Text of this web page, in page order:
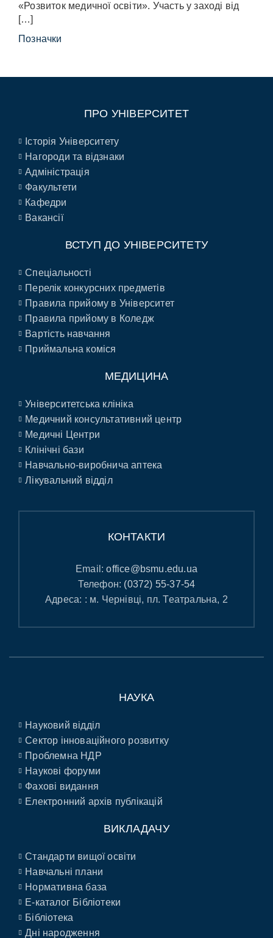
«Розвиток медичної освіти». Участь у заході від
[…]
Позначки
ПРО УНІВЕРСИТЕТ
Історія Університету
Нагороди та відзнаки
Адміністрація
Факультети
Кафедри
Вакансії
ВСТУП ДО УНІВЕРСИТЕТУ
Спеціальності
Перелік конкурсних предметів
Правила прийому в Університет
Правила прийому в Коледж
Вартість навчання
Приймальна коміся
МЕДИЦИНА
Університетська клініка
Медичний консультативний центр
Медичні Центри
Клінічні бази
Навчально-виробнича аптека
Лікувальний відділ
КОНТАКТИ
Email:office@bsmu.edu.ua
Телефон: (0372) 55-37-54
Адреса: : м. Чернівці, пл. Театральна, 2
НАУКА
Науковий відділ
Сектор інноваційного розвитку
Проблемна НДР
Наукові форуми
Фахові видання
Електронний архів публікацій
ВИКЛАДАЧУ
Стандарти вищої освіти
Навчальні плани
Нормативна база
E-каталог Бібліотеки
Бібліотека
Дні народження